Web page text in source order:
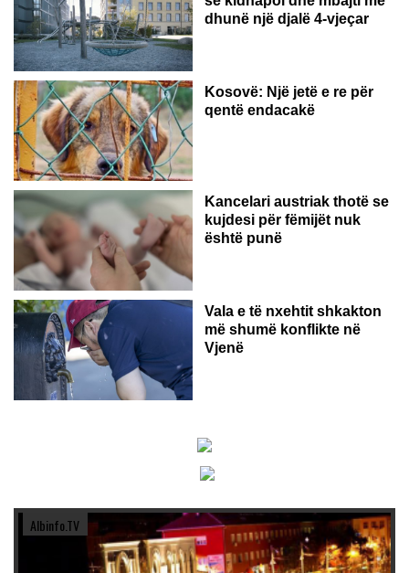
dhunë një djalë 4-vjeçar
Kosovë: Një jetë e re për
qentë endacakë
Kancelari austriak thotë se
kujdesi për fëmijët nuk
është punë
Vala e të nxehtit shkakton
më shumë konflikte në
Vjenë
Albinfo.TV